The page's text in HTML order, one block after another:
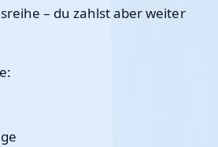
– du zahlst aber weiter